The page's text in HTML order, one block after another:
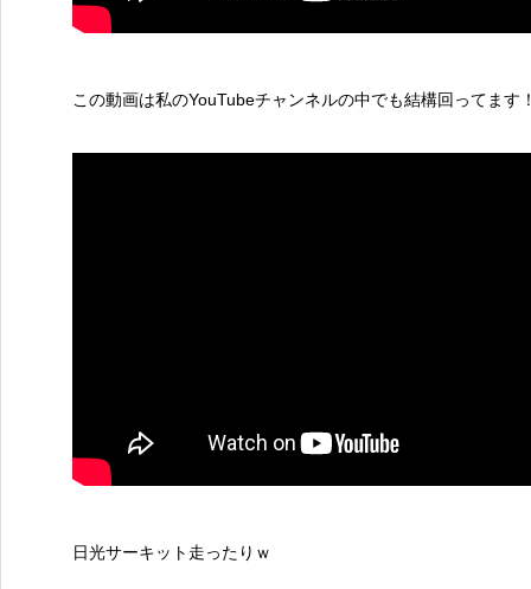
この動画は私のYouTubeチャンネルの中でも結構回ってます
日光サーキット走ったりｗ